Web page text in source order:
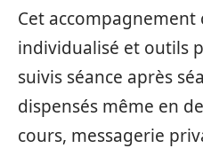
Cet accompagnement
individualisé et outils
suivis séance après
dispensés même en
cours, messagerie